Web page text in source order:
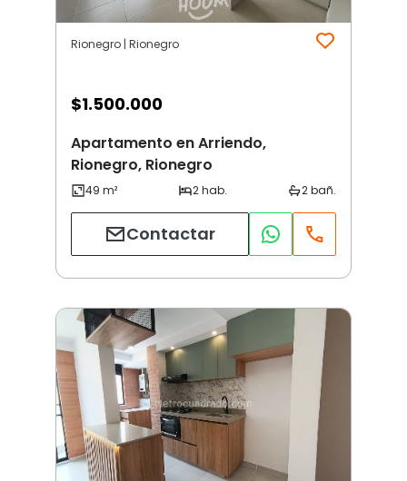
Rionegro | Rionegro
$1.500.000
Apartamento en Arriendo,
Rionegro, Rionegro
Contactar